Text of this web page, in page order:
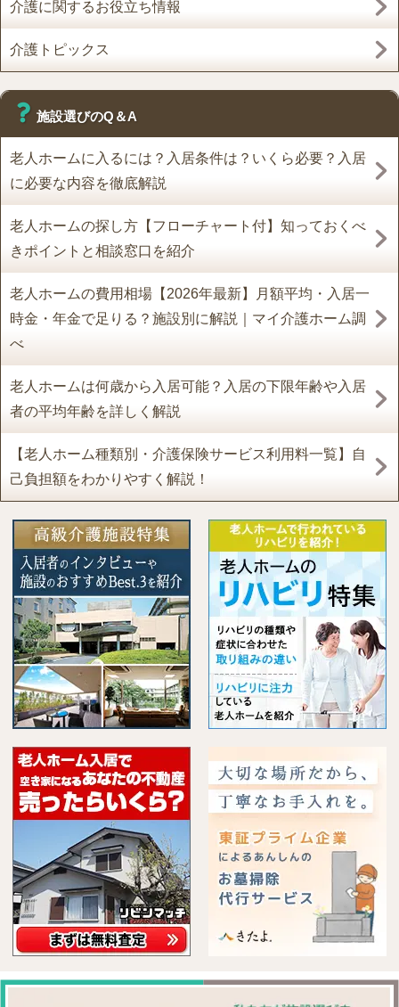
介護に関するお役立ち情報
介護トピックス
施設選びのQ＆A
老人ホームに入るには？入居条件は？いくら必要？入居
に必要な内容を徹底解説
老人ホームの探し方【フローチャート付】知っておくべ
きポイントと相談窓口を紹介
老人ホームの費用相場【2026年最新】月額平均・入居一
時金・年金で足りる？施設別に解説｜マイ介護ホーム調
べ
老人ホームは何歳から入居可能？入居の下限年齢や入居
者の平均年齢を詳しく解説
【老人ホーム種類別・介護保険サービス利用料一覧】自
己負担額をわかりやすく解説！